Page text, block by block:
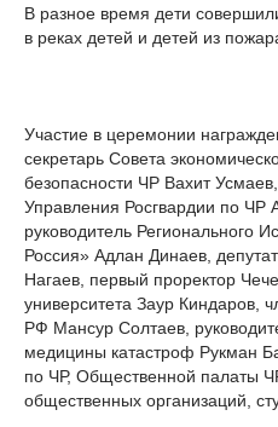
В разное время дети
в реках детей и детей из
Участие в церемонии
секретарь Совета
безопасности ЧР Вахит
Управления Росгвардии по ЧР
руководитель Регионального
Россия» Адлан Динаев,
Нагаев, первый проректор
университета Заур Киндаров,
РФ Мансур Солтаев,
медицины катастроф Рукман
по ЧР, Общественной палаты
общественных организаций,